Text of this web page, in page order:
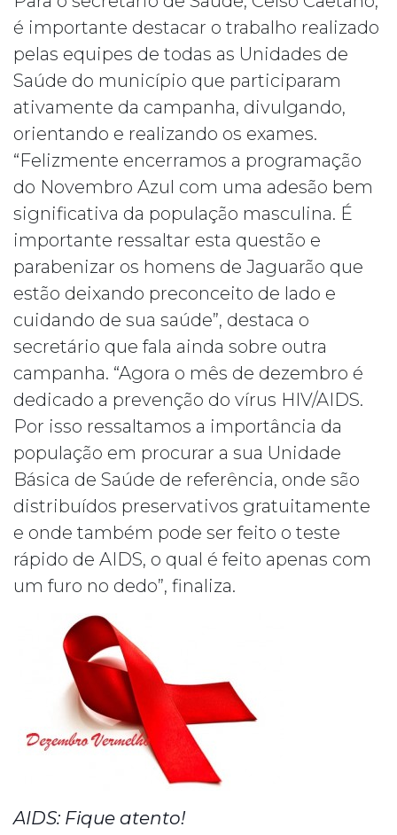
é importante destacar o trabalho realizado
pelas equipes de todas as Unidades de
Saúde do município que participaram
ativamente da campanha, divulgando,
orientando e realizando os exames.
“Felizmente encerramos a programação
do Novembro Azul com uma adesão bem
significativa da população masculina. É
importante ressaltar esta questão e
parabenizar os homens de Jaguarão que
estão deixando preconceito de lado e
cuidando de sua saúde”, destaca o
secretário que fala ainda sobre outra
campanha. “Agora o mês de dezembro é
dedicado a prevenção do vírus HIV/AIDS.
Por isso ressaltamos a importância da
população em procurar a sua Unidade
Básica de Saúde de referência, onde são
distribuídos preservativos gratuitamente
e onde também pode ser feito o teste
rápido de AIDS, o qual é feito apenas com
um furo no dedo”, finaliza.
AIDS: Fique atento!